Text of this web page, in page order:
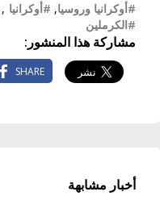
#أوكرانيا وروسيا, #أوكرانيا ,
#الكرملين
مشاركة هذا المنشور:
SHARE
أخبار مشابهة